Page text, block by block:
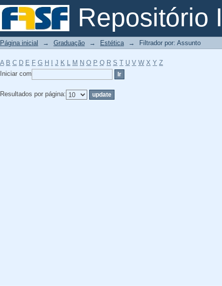
Repositório
Filtrador por: Assunto
Página inicial → Graduação → Estética → Filtrador por: Assunto
A B C D E F G H J K L M N O P Q R S T U V W X Y Z
Iniciar com
Resultados por página: